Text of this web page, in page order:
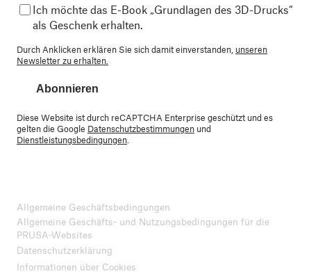
Ich möchte das E-Book „Grundlagen des 3D-Drucks“
als Geschenk erhalten.
Durch Anklicken erklären Sie sich damit einverstanden, unseren
Newsletter zu erhalten.
Abonnieren
Diese Website ist durch reCAPTCHA Enterprise geschützt und es
gelten die Google Datenschutzbestimmungen und
Dienstleistungsbedingungen.
Allgemeine Geschäftsbedingungen
Allgemeine Geschäfts- und Nutzungsbedingungen für die
PRUSA-Websites
Datenschutzerklärung
Informationen über Cookies